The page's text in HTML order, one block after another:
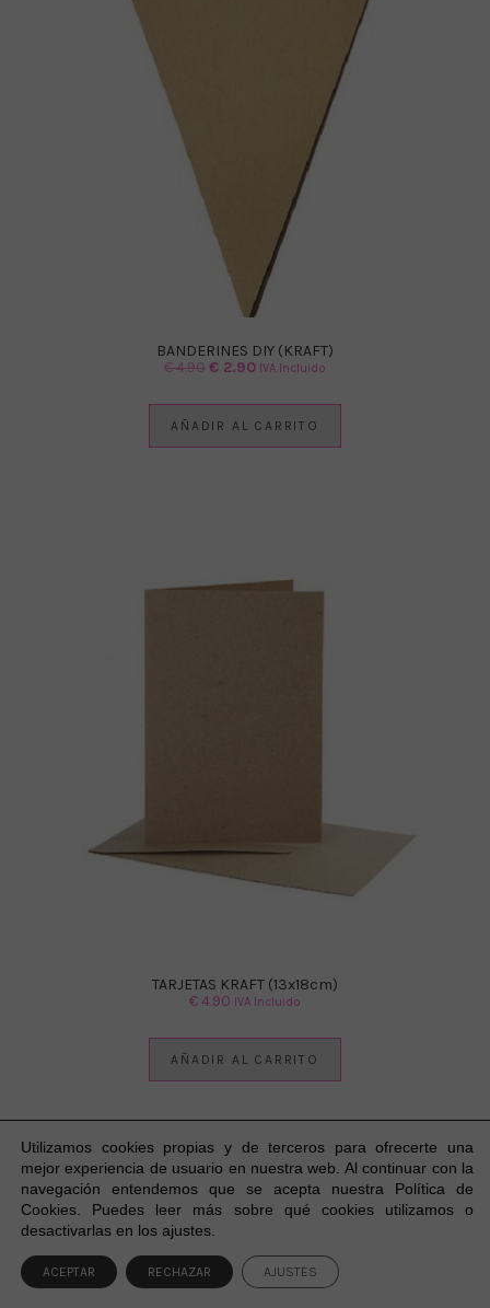
BANDERINES DIY (KRAFT)
€4.90El
€ 2.90ElIVA Incluido
AÑADIR AL CARRITO
TARJETAS KRAFT (13x18cm)
€4.90 IVA Incluido
AÑADIR AL CARRITO
Utilizamos cookies propias y de terceros para ofrecerte una
mejor experiencia de usuario en nuestra web. Al continuar con la
navegación entendemos que se acepta nuestra Política de
Cookies. Puedes leer más sobre qué cookies utilizamos o
desactivarlas en los ajustes.
ACEPTAR RECHAZAR AJUSTES
1